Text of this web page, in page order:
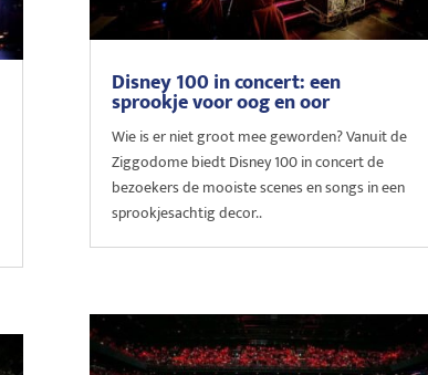
Disney 100 in concert: een
sprookje voor oog en oor
Wie is er niet groot mee geworden? Vanuit de
Ziggodome biedt Disney 100 in concert de
bezoekers de mooiste scenes en songs in een
sprookjesachtig decor..